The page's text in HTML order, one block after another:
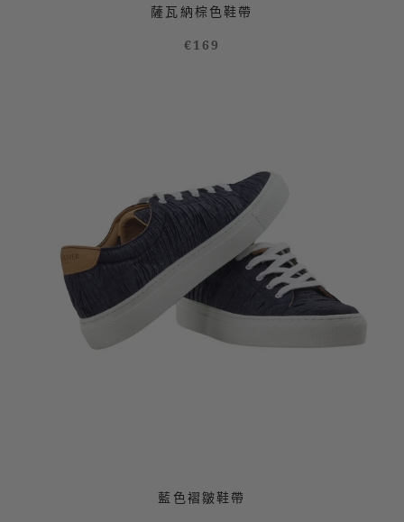
薩瓦納棕色鞋帶
€169
藍色褶皺鞋帶